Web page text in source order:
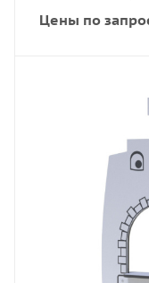
Цены по